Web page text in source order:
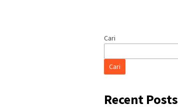
Cari
Cari
Recent Posts